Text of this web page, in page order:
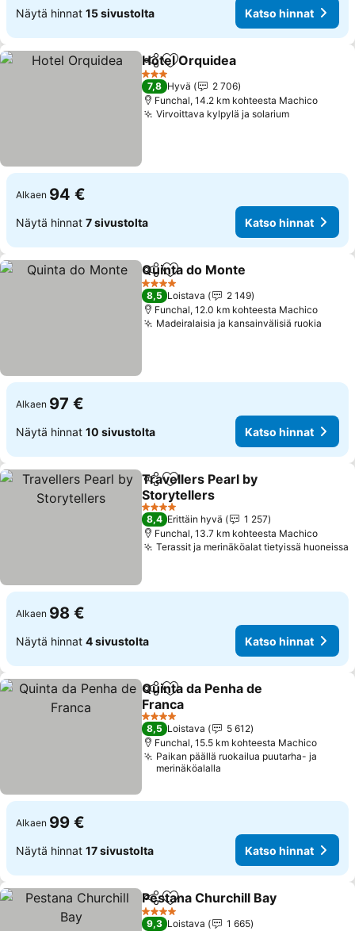
Näytä hinnat 15 sivustolta Katso hinnat
Jaa Lisää suosikkeihin
Hotel Orquidea
3 Tähtiluokitus
7,8 Hyvä
2 706
Funchal, 14.2 km kohteesta Machico
Virvoittava kylpylä ja solarium
Alkaen 94 €
Näytä hinnat 7 sivustolta Katso hinnat
Jaa Lisää suosikkeihin
Quinta do Monte
4 Tähtiluokitus
8,5 Loistava
2 149
Funchal, 12.0 km kohteesta Machico
Madeiralaisia ja kansainvälisiä ruokia
Alkaen 97 €
Näytä hinnat 10 sivustolta Katso hinnat
Jaa Lisää suosikkeihin
Travellers Pearl by
Storytellers
4 Tähtiluokitus
8,4 Erittäin hyvä
1 257
Funchal, 13.7 km kohteesta Machico
Terassit ja merinäköalat tietyissä huoneissa
Alkaen 98 €
Näytä hinnat 4 sivustolta Katso hinnat
Jaa Lisää suosikkeihin
Quinta da Penha de
Franca
4 Tähtiluokitus
8,5 Loistava
5 612
Funchal, 15.5 km kohteesta Machico
Paikan päällä ruokailua puutarha- ja
merinäköalalla
Alkaen 99 €
Näytä hinnat 17 sivustolta Katso hinnat
Jaa Lisää suosikkeihin
Pestana Churchill Bay
4 Tähtiluokitus
9,3 Loistava
1 665